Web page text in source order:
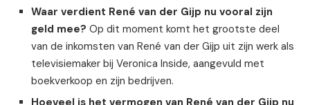
Waar verdient René van der Gijp nu vooral zijn
geld mee? Op dit moment komt het grootste deel
van de inkomsten van René van der Gijp uit zijn werk als
televisiemaker bij Veronica Inside, aangevuld met
boekverkoop en zijn bedrijven.